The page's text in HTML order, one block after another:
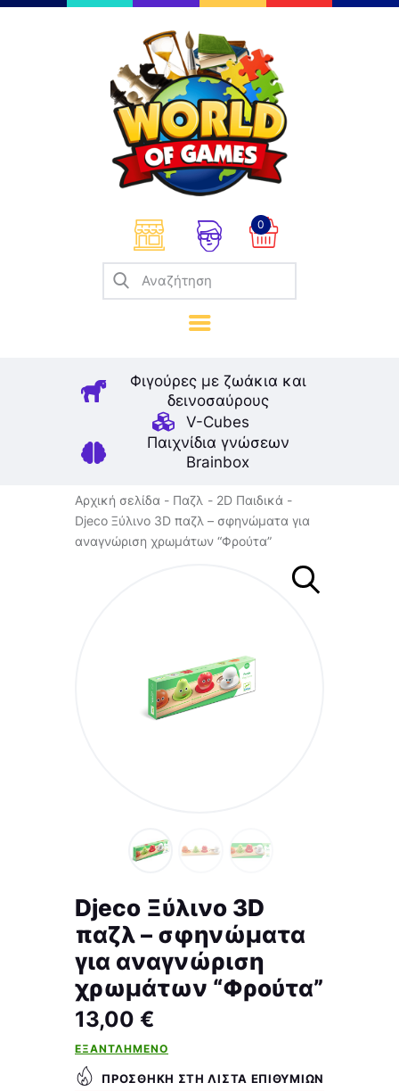
0
Φιγούρες με ζωάκια και
δεινοσαύρους
V-Cubes
Παιχνίδια γνώσεων
Brainbox
Επιτραπέζια
Παζλ
Παιχνίδια Καρτών
Σπαζοκεφαλιές
Κατασκευές
Καλλιτεχνικά
Μοντελισμός
Βιβλία
Παιχνίδια Ρόλων
Αρχική σελίδα Παζλ
2D Παιδικά
Djeco Ξύλινο 3D παζλ – σφηνώματα για
αναγνώριση χρωμάτων “Φρούτα”
Djeco Ξύλινο 3D
παζλ – σφηνώματα
για αναγνώριση
χρωμάτων “Φρούτα”
13,00 €
ΕΞΑΝΤΛΗΜΈΝΟ
ΠΡΟΣΘΉΚΗ ΣΤΗ ΛΊΣΤΑ ΕΠΙΘΥΜΙΏΝ